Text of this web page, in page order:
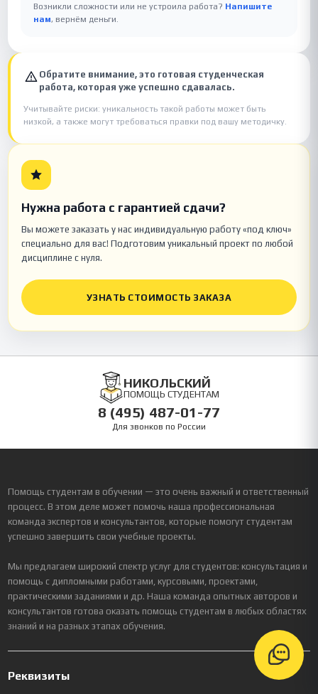
Возникли сложности или не устроила работа? Напишите
нам, вернём деньги.
Обратите внимание, это готовая студенческая
работа, которая уже успешно сдавалась.
Учитывайте риски: уникальность такой работы может быть
низкой, а также могут требоваться правки под вашу методичку.
Нужна работа с гарантией сдачи?
Вы можете заказать у нас индивидуальную работу «под ключ»
специально для вас! Подготовим уникальный проект по любой
дисциплине с нуля.
УЗНАТЬ СТОИМОСТЬ ЗАКАЗА
НИКОЛЬСКИЙ
ПОМОЩЬ СТУДЕНТАМ
8 (495) 487-01-77
Для звонков по России
Помощь студентам в обучении — это очень важный и ответственный
процесс. В этом деле может помочь наша профессиональная
команда экспертов и консультантов, которые помогут студентам
успешно завершить свои учебные проекты.
Мы предлагаем широкий спектр услуг для студентов: консультация и
помощь с дипломными работами, курсовыми, проектами,
практическими заданиями и др. Наша команда опытных авторов и
консультантов готова оказать помощь студентам в любых областях
знаний и на разных этапах обучения.
Реквизиты